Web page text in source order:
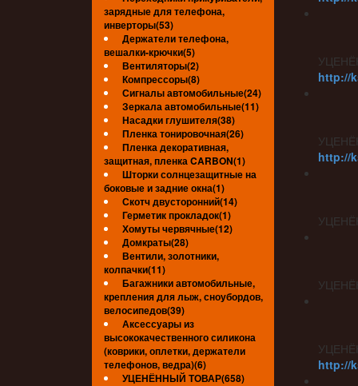
зарядные для телефона,
инверторы(53)
Держатели телефона,
вешалки-крючки(5)
Вентиляторы(2)
Компрессоры(8)
Сигналы автомобильные(24)
Зеркала автомобильные(11)
Насадки глушителя(38)
Пленка тонировочная(26)
Пленка декоративная,
защитная, пленка CARBON(1)
Шторки солнцезащитные на
боковые и задние окна(1)
Скотч двусторонний(14)
Герметик прокладок(1)
Хомуты червячные(12)
Домкраты(28)
Вентили, золотники,
колпачки(11)
Багажники автомобильные,
крепления для лыж, сноубордов,
велосипедов(39)
Аксессуары из
высококачественного силикона
(коврики, оплетки, держатели
телефонов, ведра)(6)
УЦЕНЁННЫЙ ТОВАР(658)
http://
http://
http://